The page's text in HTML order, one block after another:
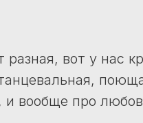
разная, вот у нас
и вообще про